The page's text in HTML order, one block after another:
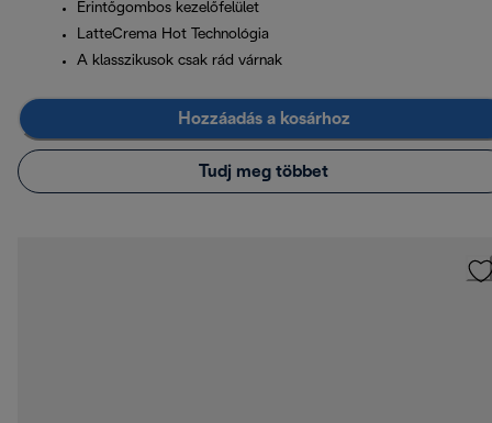
Érintőgombos kezelőfelület
LatteCrema Hot Technológia
A klasszikusok csak rád várnak
Hozzáadás a kosárhoz
Tudj meg többet